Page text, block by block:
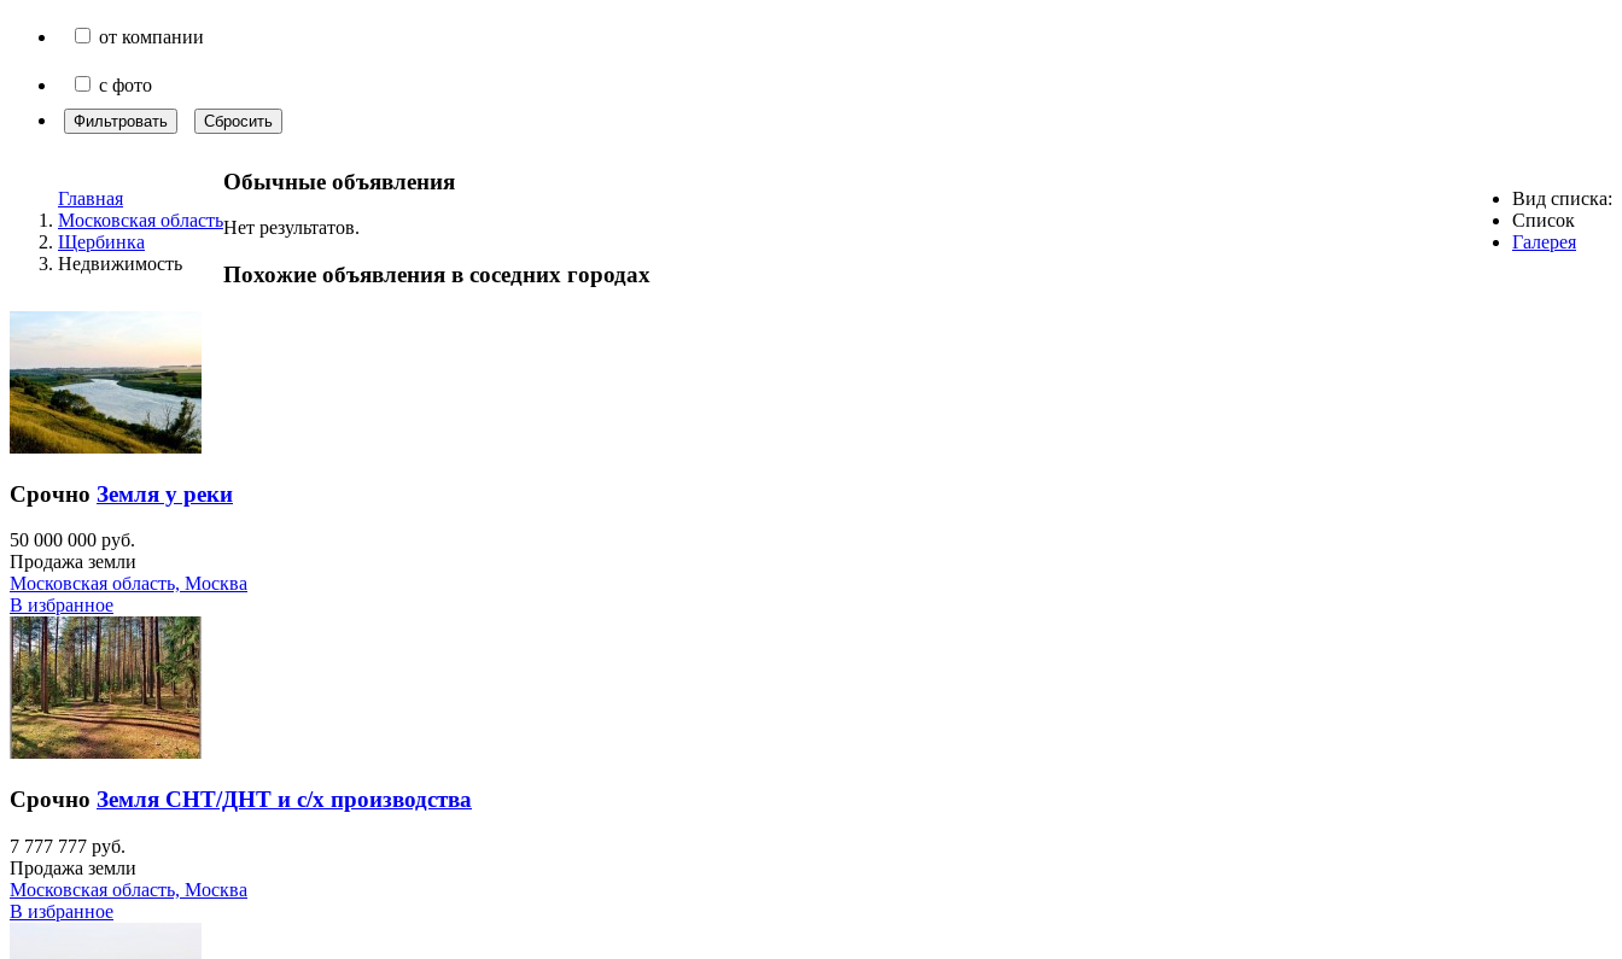
от компании
с фото
Фильтровать Сбросить
Главная
Московская область
Щербинка
Недвижимость
Вид списка:
Список
Галерея
Обычные объявления
Нет результатов.
Похожие объявления в соседних городах
Срочно Земля у реки
50 000 000 руб.
Продажа земли
Московская область, Москва
В избранное
Срочно Земля СНТ/ДНТ и с/х производства
7 777 777 руб.
Продажа земли
Московская область, Москва
В избранное